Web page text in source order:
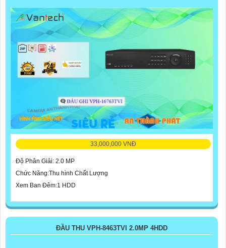
33,000,000 VNĐ
Độ Phân Giải: 2.0 MP
Chức Năng:Thu hình Chất Lượng
Xem Ban Đêm:1 HDD
ĐẦU THU VPH-8463TVI 2.0MP 4HDD